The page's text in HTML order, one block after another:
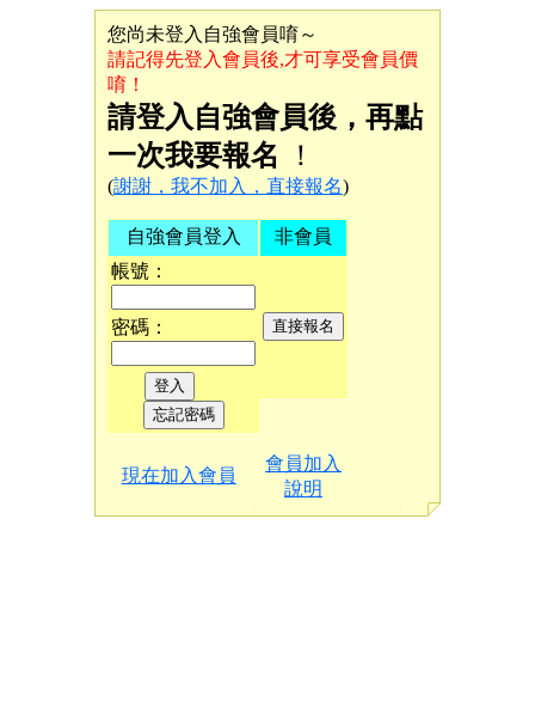
您尚未登入自強會員唷～
請記得先登入會員後,才可享受會員價
唷！
請登入自強會員後，再點
一次我要報名
！
(謝謝，我不加入，直接報名)
自強會員登入
帳號：
密碼：
非會員
現在加入會員
會員加入
說明